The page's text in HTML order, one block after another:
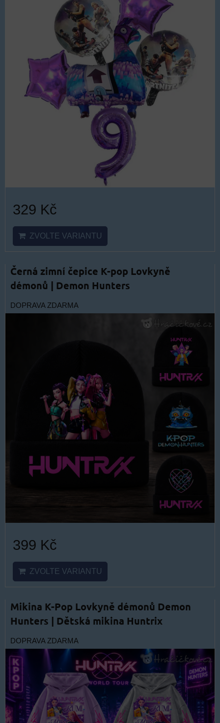
329 Kč
ZVOLTE VARIANTU
Černá zimní čepice K-pop Lovkyně
démonů | Demon Hunters
DOPRAVA ZDARMA
399 Kč
ZVOLTE VARIANTU
Mikina K-Pop Lovkyně démonů Demon
Hunters | Dětská mikina Huntrix
DOPRAVA ZDARMA